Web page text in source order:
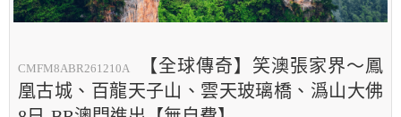
CMFM8ABR261210A
【全球傳奇】笑澳張家界～鳳
凰古城、百龍天子山、雲天玻璃橋、潙山大佛